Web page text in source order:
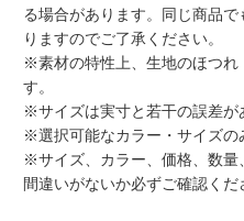
る場合があります。同じ商品
りますのでご了承ください。
※素材の特性上、生地のほつれ
す。
※サイズは実寸と若干の誤差が
※選択可能なカラー・サイズの
※サイズ、カラー、価格、数量
間違いがないか必ずご確認くだ